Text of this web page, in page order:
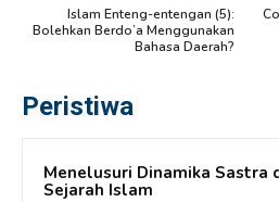
Islam Enteng-entengan (5):
Bolehkan Berdo’a Menggunakan
Bahasa Daerah?
Peristiwa
Menelusuri Dinamika Sastra
Sejarah Islam